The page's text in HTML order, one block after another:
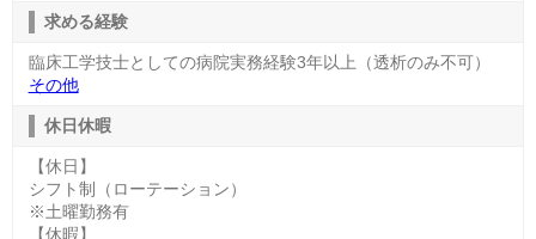
求める経験
臨床工学技士としての病院実務経験3年以上（透析のみ不可）
その他
休日休暇
【休日】
シフト制（ローテーション）
※土曜勤務有
【休暇】